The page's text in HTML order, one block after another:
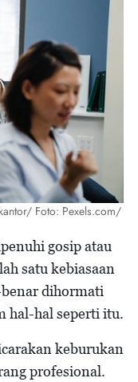
Foto: Pexels.com/
gosip atau
satu kebiasaan
dihormati
hal-hal seperti itu.
keburukan
profesional.